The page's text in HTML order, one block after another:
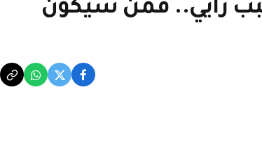
رأيي.. فمن سيكون